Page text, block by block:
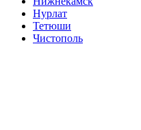
Нурлат
Тетюши
Чистополь